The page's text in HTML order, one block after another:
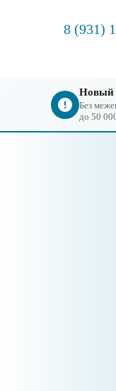
8 (931)
Новый
Без
до 50